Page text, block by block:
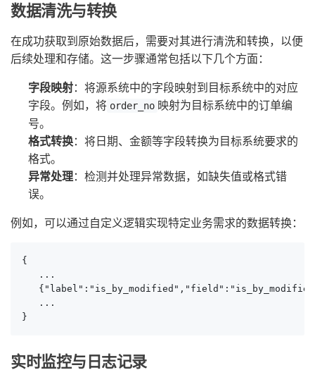
数据清洗与转换
在成功获取到原始数据后，需要对其进行清洗和转换，以便
后续处理和存储。这一步骤通常包括以下几个方面：
字段映射：将源系统中的字段映射到目标系统中的对应
字段。例如，将 order_no 映射为目标系统中的订单编
号。
格式转换：将日期、金额等字段转换为目标系统要求的
格式。
异常处理：检测并处理异常数据，如缺失值或格式错
误。
例如，可以通过自定义逻辑实现特定业务需求的数据转换：
{
   ...
   ...
}
实时监控与日志记录